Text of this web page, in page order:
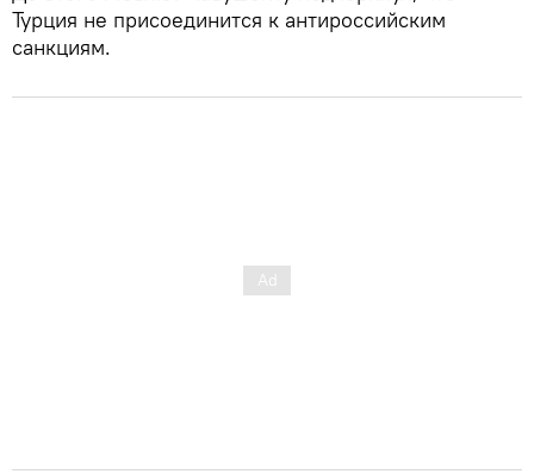
Турция не присоединится к антироссийским
санкциям.